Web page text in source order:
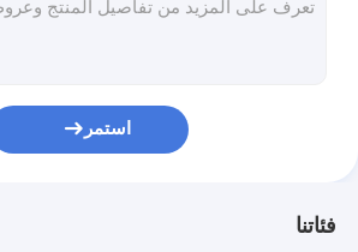
استمر
فئاتنا